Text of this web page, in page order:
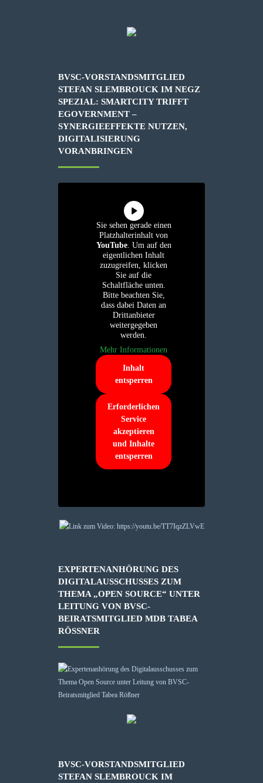
BVSC-VORSTANDSMITGLIED
STEFAN SLEMBROUCK IM NEGZ
SPEZIAL: SMARTCITY TRIFFT
EGOVERNMENT –
SYNERGIEEFFEKTE NUTZEN,
DIGITALISIERUNG
VORANBRINGEN
Sie sehen gerade einen
Platzhalterinhalt von
YouTube. Um auf den
eigentlichen Inhalt
zuzugreifen, klicken
Sie auf die
Schaltfläche unten.
Bitte beachten Sie,
dass dabei Daten an
Drittanbieter
weitergegeben
werden.
Mehr Informationen
Inhalt
entsperren
Erforderlichen
Service
akzeptieren
und Inhalte
entsperren
EXPERTENANHÖRUNG DES
DIGITALAUSSCHUSSES ZUM
THEMA „OPEN SOURCE“ UNTER
LEITUNG VON BVSC-
BEIRATSMITGLIED MDB TABEA
RÖSSNER
BVSC-VORSTANDSMITGLIED
STEFAN SLEMBROUCK IM